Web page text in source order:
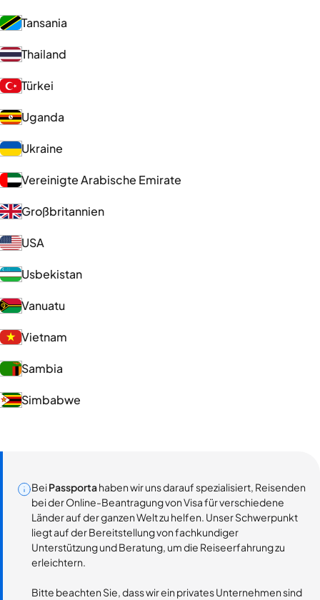
Tansania
Thailand
Türkei
Uganda
Ukraine
Vereinigte Arabische Emirate
Großbritannien
USA
Usbekistan
Vanuatu
Vietnam
Sambia
Simbabwe
BeiPassportahaben wir uns darauf spezialisiert, Reisenden
bei der Online-Beantragung von Visa für verschiedene
Länder auf der ganzen Welt zu helfen. Unser Schwerpunkt
liegt auf der Bereitstellung von fachkundiger
Unterstützung und Beratung, um die Reiseerfahrung zu
erleichtern.
Bitte beachten Sie, dass wir ein privates Unternehmen sind